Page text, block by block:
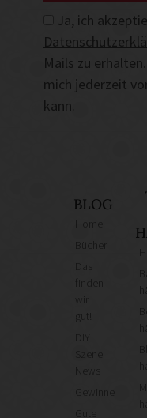
Ja, ich
Mails zu
mich jederzeit
kann.
BLOG
gut!
News
Gute